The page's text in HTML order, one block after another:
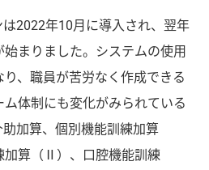
は2022年10月に導入され、翌年
まりました。システムの使用
、職員が苦労なく作成できる
体制にも変化がみられている
加算、個別機能訓練加算
加算（Ⅱ）、口腔機能訓練